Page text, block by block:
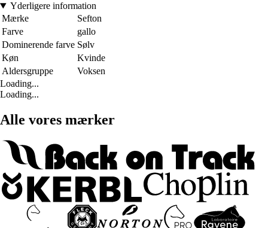
Yderligere information
Mærke
Sefton
Farve
gallo
Dominerende farve Sølv
Køn
Kvinde
Aldersgruppe
Voksen
Loading...
Loading...
Alle vores mærker